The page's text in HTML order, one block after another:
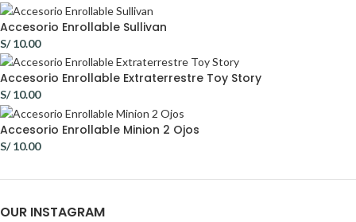
Accesorio Enrollable Sullivan
S/10.00
Accesorio Enrollable Extraterrestre Toy Story
S/10.00
Accesorio Enrollable Minion 2 Ojos
S/10.00
OUR INSTAGRAM